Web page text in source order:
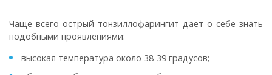
Чаще всего острый тонзиллофарингит дает о себе знать
подобными проявлениями:
высокая температура около 38-39 градусов;